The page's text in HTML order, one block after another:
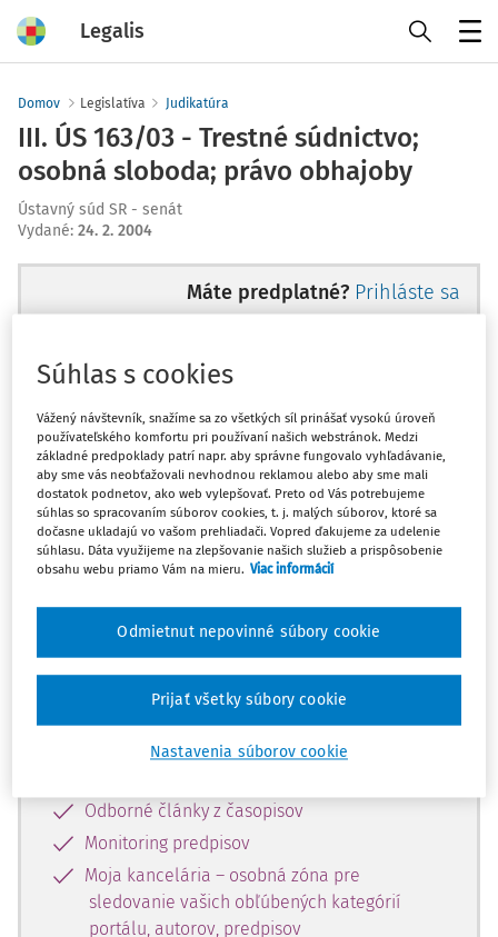
Legalis
Domov Legislatíva Judikatúra
III. ÚS 163/03 - Trestné súdnictvo;
osobná sloboda; právo obhajoby
Ústavný súd SR - senát
Vydané: 24. 2. 2004
Máte predplatné? Prihláste sa
Ups, zatiaľ ste si prečítali len
začiatok...
Celý odborný obsah z tejto oblasti je
dostupný predplatiteľom portálu.
Odomknite si prístup k odbornému
obsahu a získajte prístup na 10 dní
zdarma, stačí sa len zaregistrovať.
Vďaka registrácii získate prístup aj k
vybranému obsahu:
Odborné články z časopisov
Monitoring predpisov
Moja kancelária – osobná zóna pre
sledovanie vašich obľúbených kategórií
portálu, autorov, predpisov
Súhlas s cookies
Vážený návštevník, snažíme sa zo všetkých síl prinášať vysokú úroveň
používateľského komfortu pri používaní našich webstránok. Medzi
základné predpoklady patrí napr. aby správne fungovalo vyhľadávanie,
aby sme vás neobťažovali nevhodnou reklamou alebo aby sme mali
dostatok podnetov, ako web vylepšovať. Preto od Vás potrebujeme
súhlas so spracovaním súborov cookies, t. j. malých súborov, ktoré sa
dočasne ukladajú vo vašom prehliadači. Vopred ďakujeme za udelenie
súhlasu. Dáta využijeme na zlepšovanie našich služieb a prispôsobenie
obsahu webu priamo Vám na mieru. Viac informácií
Nastavenia súborov cookie
Odmietnut nepovinné súbory cookie
Prijať všetky súbory cookie